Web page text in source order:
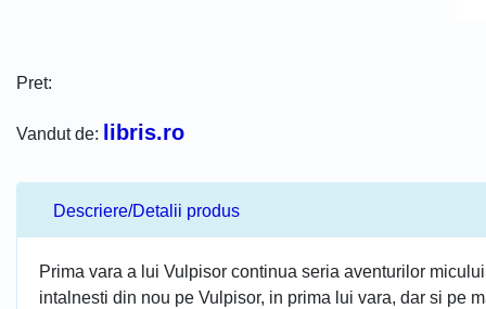
Pret:
Vandut de: libris.ro
Descriere/Detalii produs
Prima vara a lui Vulpisor continua seria aventurilor
intalnesti din nou pe Vulpisor, in prima lui vara, dar si pe